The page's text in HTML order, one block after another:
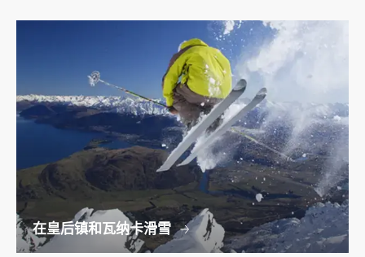
在皇后镇和瓦纳卡滑雪